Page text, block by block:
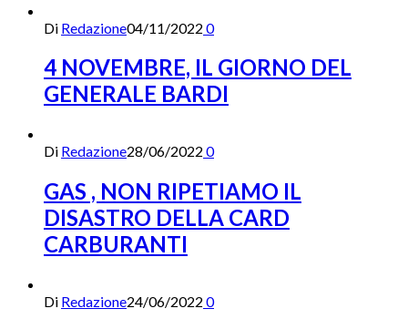
Di Redazione04/11/2022 0
4 NOVEMBRE, IL GIORNO DEL
GENERALE BARDI
Di Redazione28/06/2022 0
GAS , NON RIPETIAMO IL
DISASTRO DELLA CARD
CARBURANTI
Di Redazione24/06/2022 0